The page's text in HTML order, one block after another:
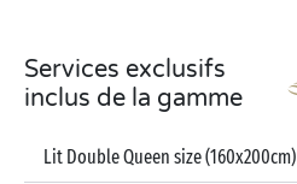
Services exclusifs
inclus de la gamme
Lit Double Queen size (160x200cm)